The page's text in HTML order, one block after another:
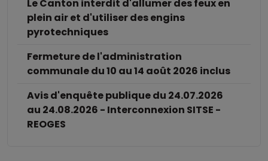
Le Canton interdit d'allumer des feux en
plein air et d'utiliser des engins
pyrotechniques
Fermeture de l'administration
communale du 10 au 14 août 2026 inclus
Avis d'enquête publique du 24.07.2026
au 24.08.2026 - Interconnexion SITSE -
REOGES